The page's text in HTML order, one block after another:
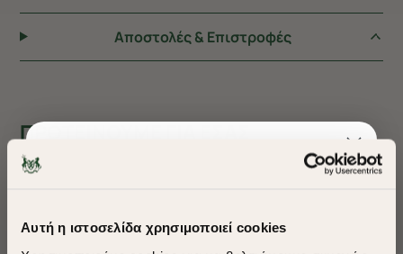
Αυτή η ιστοσελίδα χρησιμοποιεί cookies
Αποστολές & Επιστροφές
ΠΡΟΤΕΙΝΟΥΜΕ ΓΙΑ ΕΣΑΣ